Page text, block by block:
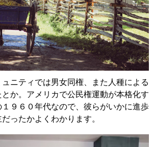
ニティでは男女同権、また人種による
か。アメリカで公民権運動が本格化す
９６０年代なので、彼らがいかに進歩
ったかよくわかります。